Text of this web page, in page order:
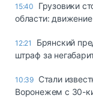
15:40
Грузовики
области:
12:21
Брянский
штраф за
10:39 Стали
Воронежем с 30-